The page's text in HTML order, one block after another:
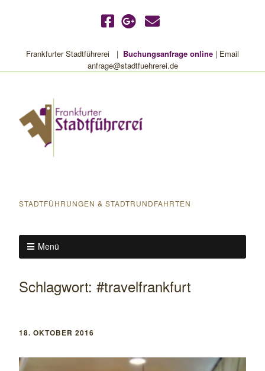
Frankfurter Stadtführerei | Buchungsanfrage online | Email
anfrage@stadtfuehrerei.de
STADTFÜHRUNGEN & STADTRUNDFAHRTEN
Menü
Schlagwort: #travelfrankfurt
18. OKTOBER 2016